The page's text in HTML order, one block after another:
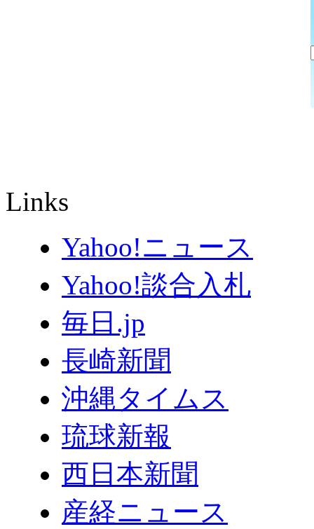
Links
Yahoo!ニュース
Yahoo!談合入札
毎日.jp
長崎新聞
沖縄タイムス
琉球新報
西日本新聞
産経ニュース